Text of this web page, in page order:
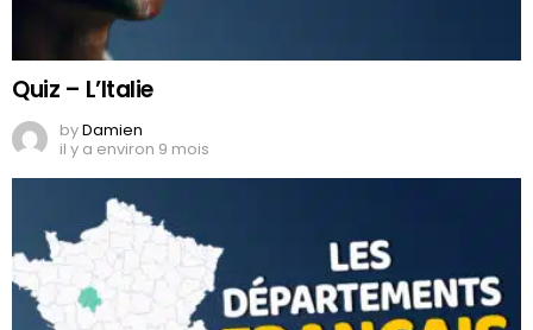
Quiz – L’Italie
byDamien
il y a environ 9 mois